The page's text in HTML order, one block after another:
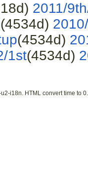
2011/
(4534d)
(4534d)
1st(4534d)
i18n. HTML convert time to